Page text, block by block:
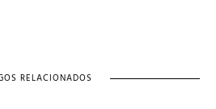
RELACIONADOS